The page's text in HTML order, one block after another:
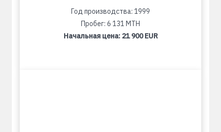
Год производства: 1999
Пробег: 6 131 MTH
Начальная цена: 21 900 EUR